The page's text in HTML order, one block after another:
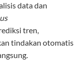
data dan
tren,
tindakan otomatis